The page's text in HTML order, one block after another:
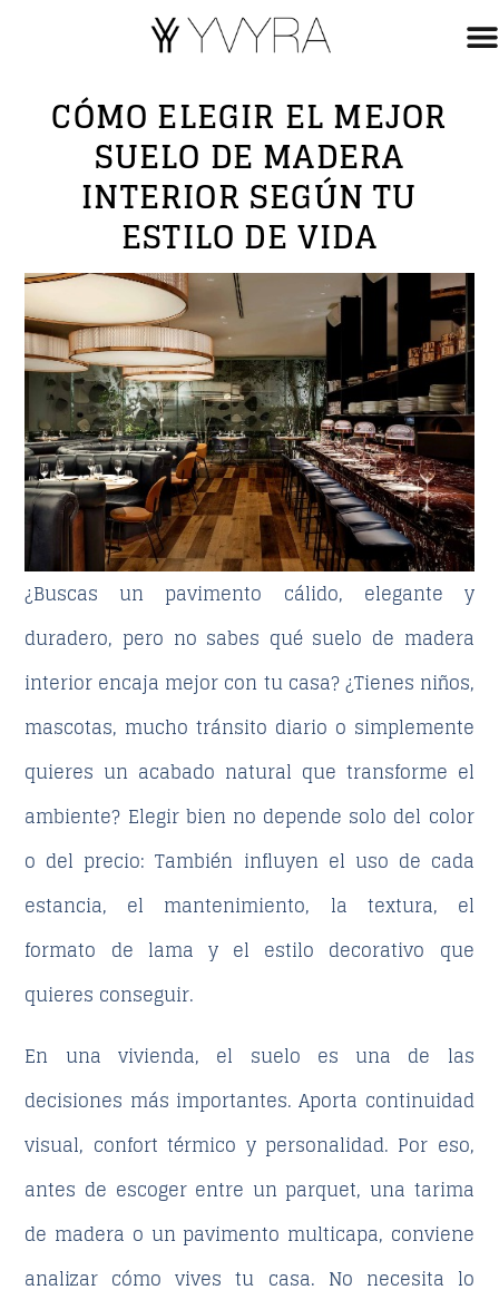
CÓMO ELEGIR EL MEJOR
SUELO DE MADERA
INTERIOR SEGÚN TU
ESTILO DE VIDA
¿Buscas un pavimento cálido, elegante y
duradero, pero no sabes qué suelo de madera
interior encaja mejor con tu casa? ¿Tienes niños,
mascotas, mucho tránsito diario o simplemente
quieres un acabado natural que transforme el
ambiente? Elegir bien no depende solo del color
o del precio: También influyen el uso de cada
estancia, el mantenimiento, la textura, el
formato de lama y el estilo decorativo que
quieres conseguir.
En una vivienda, el suelo es una de las
decisiones más importantes. Aporta continuidad
visual, confort térmico y personalidad. Por eso,
antes de escoger entre un parquet, una tarima
de madera o un pavimento multicapa, conviene
analizar cómo vives tu casa. No necesita lo